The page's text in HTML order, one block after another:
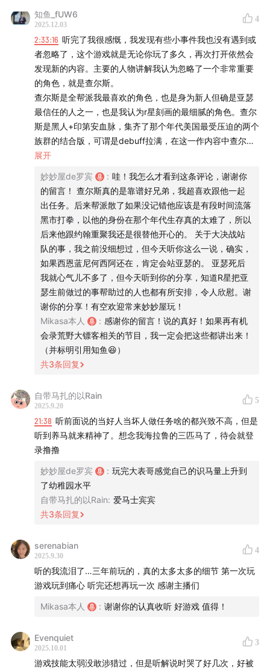
破7.25亿美元，MetaCritic评分高达97分，也在当年获得
奖。这部游戏也被《卫报》《滚石》等媒体评为“最伟大的
西部题材作品”，被誉为电子游戏史上最杰出的作品之一。
【本期节目您将听到】
00:00:00一部经典游戏的诞生与成就
00:08:41历史背景：工业革命、印第安人、移民与法制
00:15:58开放世界的各种离谱事件
00:44:04 慢节奏的电影叙事
00:54:54亚瑟和约翰：破碎的兄弟俩
01:41:12用两个字形容达奇的一生：普烂
01:58:12女武神沙迪阿德勒
02:29:37约翰别盖房子了快去干掉内个谁
ED：Josh Homme - Cruel World
ED：Josh Homme - Cruel World
知鱼_fUW6
2025.12.03
4
2:33:16 听完了我很感慨，我发现有些小事件我也没有遇到或
者忽略了，这个游戏就是无论你玩了多久，再次打开依然会
发现新的内容。主要的人物讲解我认为忽略了一个非常重要
的角色，就是查尔斯。
查尔斯是全帮派我最喜欢的角色，也是身为新人但确是亚瑟
最信任的人之一，也是我认为r星刻画的最细腻的角色。查尔
斯是黑人+印第安血脉，集齐了那个年代美国最受压迫的两个
族群的结合版，可谓是debuff拉满，在这一作内容中查尔斯
是以新人身份加入的（应该是黑水镇战役之后），初次登场
交迫的雪山中养活了整个帮派的人。查尔斯非常善良，他加
入帮派的原因也是以为这是一个劫富济贫帮助弱小的组织，
受压迫出身渴望改善人民生活的查尔斯加入了帮派，到达马
展望台之后查尔斯会跟亚瑟一起出任务，在如期前期亚瑟还
在盲目信从达奇的时候，查尔斯对亚瑟就说过（不记得原话
只记得大概意思）“我们帮派的目标到底是什么，说的是持强
扶弱，干的确实烧杀抢掠的事”，在一开始查尔斯就对亚瑟表
达了帮派的不当作风不认同但依然保持忠诚。在一次查尔斯
带亚瑟猎野牛的支线中，查尔斯展现出了印第安人的打猎天
赋，他告诉亚瑟动物的弱点部位最好一击击杀从而减少动物
的痛苦，在此任务中我们发现有许多野牛遭到屠杀，且猎杀
者的目的不是打猎为生而是以屠杀取乐，将尸体留在草地上
成为西部的一个个腐肉，我们追踪线索找到了那两位猎杀
者，查尔斯直接开枪杀掉了一个。另一个将交由你处置，如
已经承受了够多”，（这里我真的有被震惊到，在我的印象里
查尔斯从不轻易杀人，面对任何事情查尔斯都展现出冷静和
善良的一面。但在这个任务中，是本作游戏中查尔斯唯一一
次失控且愤怒的场景。）所以我说查尔斯人物刻画的非常细
他们尊重生命，热爱生命，深知人与自然共处的道理。所以
当有捕猎者违反了印第安人长久以来坚持的自然法则 以屠戮
为目的打破人与自然的平衡与和谐，冷静如查尔斯也会异常
愤怒。就这一个15分钟的支线，将不熟知印第安人的我们了
是他后来帮保留地的一种伏笔。
第二个点我想讲的是，在亚瑟最后一张回到营地和迈卡对峙
的这一段我的解读：
两边的站队以达奇迈卡为首的是比尔 哈维尔 以及迈卡的两个
编外人员
这站队其实完全有迹可循，以达奇为首这一派其实代表的是
旧社会，他选择相信迈卡的原因也是因为他想继续做黑帮，
当一个旧社会的“土皇帝”，没有办法接受实在落幕的事实，
展开
妙妙屋de罗宾 : 哇！我怎么才看到这条评论，谢谢你
的留言！ 查尔斯真的是靠谱好兄弟，我超喜欢跟他一起
出任务。后来帮派散了如果没记错他应该是有段时间流落
黑市打拳，以他的身份在那个年代生存真的太难了，所以
后来他跟约翰重聚我还是很替他开心的。 关于大决战站
队的事，我之前没细想过，但今天听你这么一说，确实，
如果西恩蓝尼何西阿还在，肯定会站亚瑟的。 亚瑟死后
我就心气儿不多了，但今天听到你的分享，知道R星把亚
瑟生前做过的事帮助过的人也都有所安排，令人欣慰。谢
谢你的分享！有空欢迎常来妙妙屋玩！
Mikasa本人
: 感谢你的留言！说的真好！如果再有机
会录荒野大镖客相关的节目，我一定会把这些都讲出来！
（并标明引用知鱼😆）
共3条回复
自带马扎的以Rain
2025.9.20
5
21:38 听前面说的当好人当坏人做任务啥的都兴致不高，但是
听到养马就来精神了。想念我海拉鲁的三匹马了，待会就登
录撸撸
妙妙屋de罗宾 : 玩完大表哥感觉自己的识马量上升到
了幼稚园水平
自带马扎的以Rain: 爱马士宾宾
共3条回复
serenabian
2025.9.30
4
听的我流泪了…三年前玩的，真的太多太多的细节 第一次玩
游戏玩到痛心 听完还想再玩一次 感谢主播们
Mikasa本人 : 谢谢你的认真收听 好游戏 值得！
Evenquiet
2025.10.01
3
游戏技能太弱没敢涉猎过，但是听解说时哭了好几次，好被